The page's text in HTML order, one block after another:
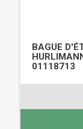
BAGUE
01118713